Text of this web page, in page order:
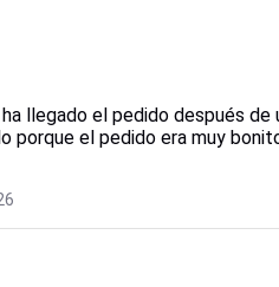
llegado el pedido después
porque el pedido era muy